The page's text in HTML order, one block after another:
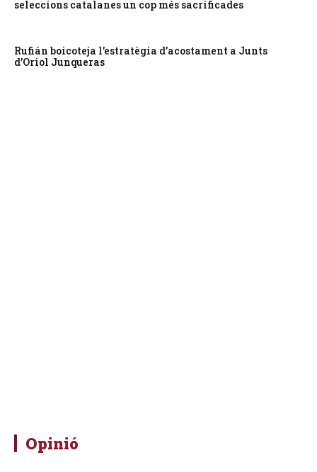
seleccions catalanes un cop més sacrificades
Rufián boicoteja l’estratègia d’acostament a Junts
d’Oriol Junqueras
Opinió